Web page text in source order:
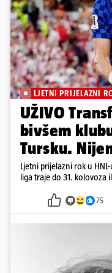
LJETNI PRIJELAZNI
UŽIVO
bivšem
Tursku.
Ljetni prijelazni rok u
liga traje do 31. kolovoza
75